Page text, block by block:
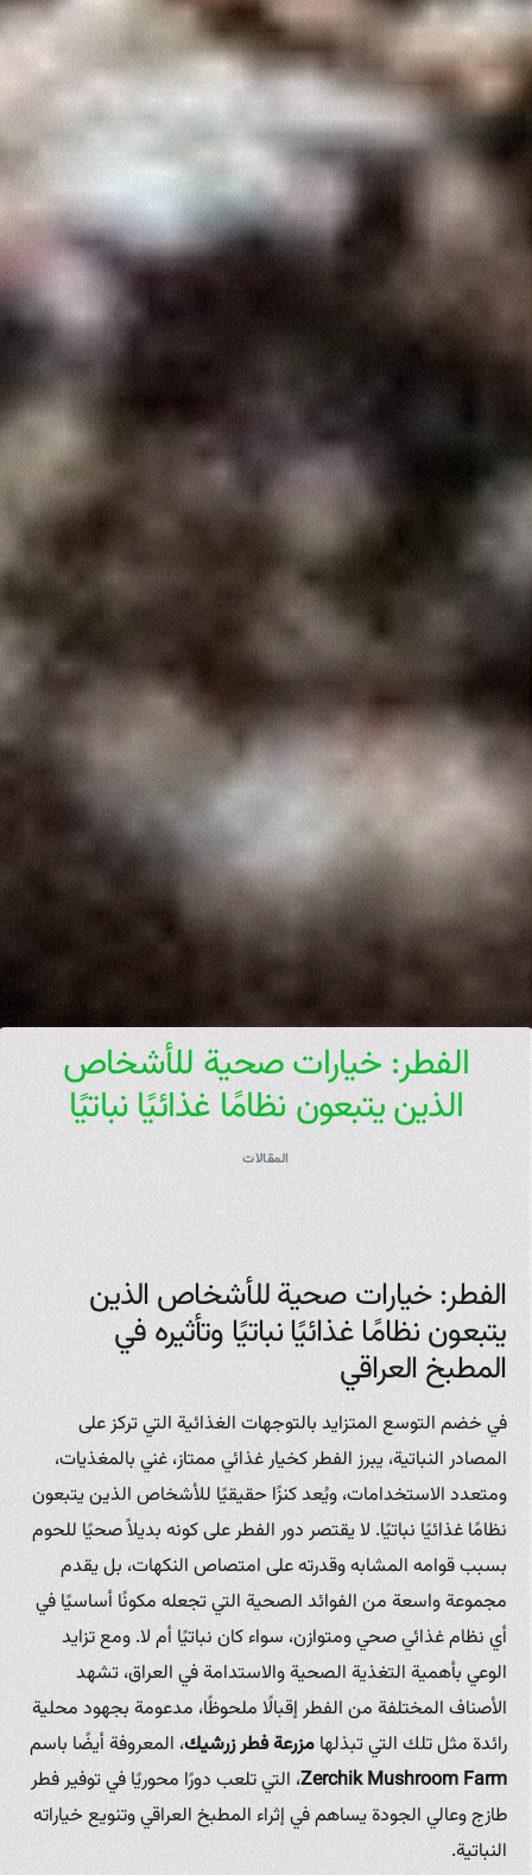
الفطر: خيارات صحية للأشخاص
الذين يتبعون نظامًا غذائيًا نباتيًا
المقالات
الفطر: خيارات صحية للأشخاص الذين
يتبعون نظامًا غذائيًا نباتيًا وتأثيره في
المطبخ العراقي
في خضم التوسع المتزايد بالتوجهات الغذائية التي تركز على
المصادر النباتية، يبرز الفطر كخيار غذائي ممتاز، غني بالمغذيات،
ومتعدد الاستخدامات، ويُعد كنزًا حقيقيًا للأشخاص الذين يتبعون
نظامًا غذائيًا نباتيًا. لا يقتصر دور الفطر على كونه بديلاً صحيًا للحوم
بسبب قوامه المشابه وقدرته على امتصاص النكهات، بل يقدم
مجموعة واسعة من الفوائد الصحية التي تجعله مكونًا أساسيًا في
أي نظام غذائي صحي ومتوازن، سواء كان نباتيًا أم لا. ومع تزايد
الوعي بأهمية التغذية الصحية والاستدامة في العراق، تشهد
الأصناف المختلفة من الفطر إقبالًا ملحوظًا، مدعومة بجهود محلية
رائدة مثل تلك التي تبذلها مزرعة فطر زرشيك، المعروفة أيضًا باسم
Zerchik Mushroom Farm، التي تلعب دورًا محوريًا في توفير فطر
طازج وعالي الجودة يساهم في إثراء المطبخ العراقي وتنويع خياراته
النباتية.